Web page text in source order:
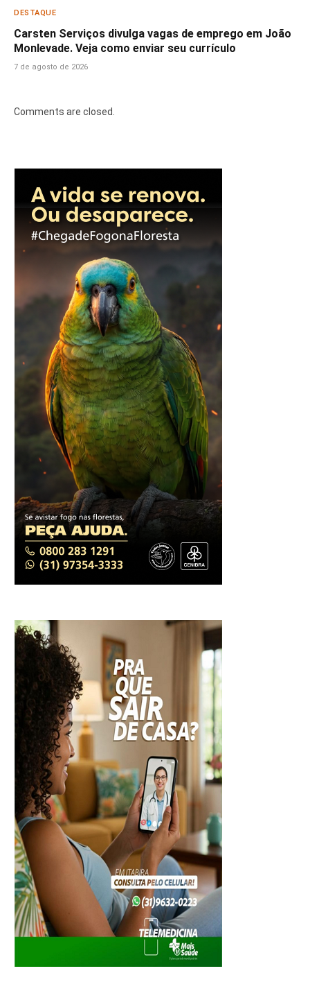
DESTAQUE
Carsten Serviços divulga vagas de emprego em João
Monlevade. Veja como enviar seu currículo
7 de agosto de 2026
Comments are closed.